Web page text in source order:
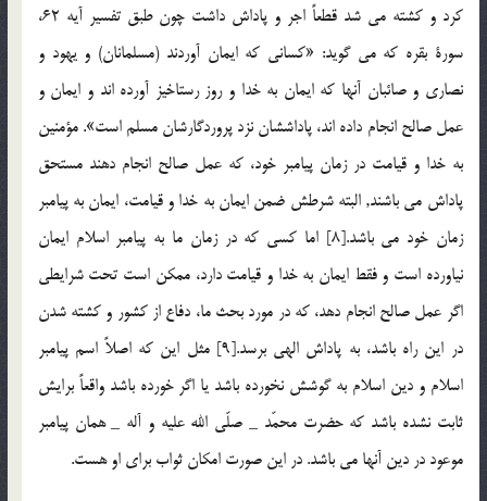
كرد و كشته مي شد قطعاً اجر و پاداش داشت چون طبق تفسير آيه 62،
سورة بقره كه مي گويد: «كساني كه ايمان آوردند (مسلمانان) و يهود و
نصاري و صائبان آنها كه ايمان به خدا و روز رستاخيز آورده اند و ايمان و
عمل صالح انجام داده اند، پاداششان نزد پروردگارشان مسلم است». مؤمنين
به خدا و قيامت در زمان پيامبر خود، كه عمل صالح انجام دهند مستحق
پاداش مي باشند, البته شرطش ضمن ايمان به خدا و قيامت، ايمان به پيامبر
زمان خود مي باشد.[8] اما كسي كه در زمان ما به پيامبر اسلام ايمان
نياورده است و فقط ايمان به خدا و قيامت دارد، ممكن است تحت شرايطي
اگر عمل صالح انجام دهد، كه در مورد بحث ما، دفاع از كشور و كشته شدن
در اين راه باشد، به پاداش الهي برسد.[9] مثل اين كه اصلاً اسم پيامبر
اسلام و دين اسلام به گوشش نخورده باشد يا اگر خورده باشد واقعاً برايش
ثابت نشده باشد كه حضرت محمّد _ صلّي الله عليه و آله _ همان پيامبر
موعود در دين آنها مي باشد. در اين صورت امكان ثواب براي او هست.